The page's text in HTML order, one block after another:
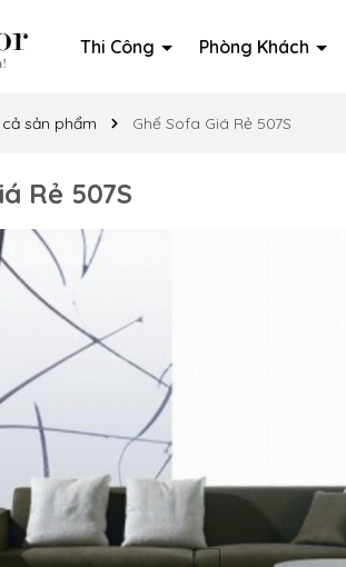
Thi Công Phòng Khách
sản phẩm Ghế Sofa Giá Rẻ 507S
Rẻ 507S